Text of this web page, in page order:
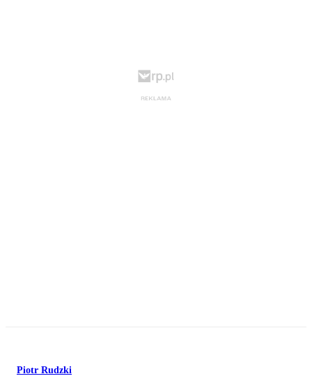
Piotr Rudzki